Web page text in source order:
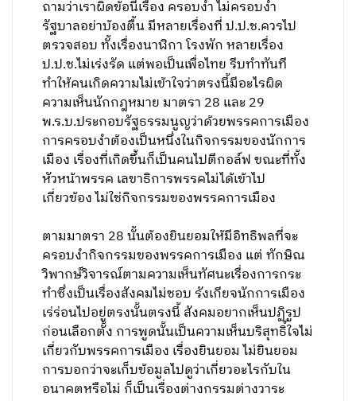
ถามว่าเราผิดข้อนี้เรื่อง ครอบงำ ไม่ครอบงำ
รัฐบาลอย่าบ้องตื้น มีหลายเรื่องที่ ป.ป.ช.ควรไป
ตรวจสอบ ทั้งเรื่องนาฬิกา โรงพัก หลายเรื่อง
ป.ป.ช.ไม่เร่งรัด แต่พอเป็นเพื่อไทย รีบทำทันที
ทำให้คนเกิดความไม่เข้าใจว่าตรงนี้มีอะไรผิด
ความเห็นนักกฎหมาย มาตรา 28 และ 29 ​
พ.ร.บ.ประกอบรัฐธรรมนูญว่าด้วยพรรคการเมือง ​
การครอบงำต้องเป็นหนึ่งในกิจกรรมของนักการ
เมือง เรื่องที่เกิดขึ้นก็เป็นคนไปตีกอล์ฟ ขณะที่ทั้ง
หัวหน้าพรรค เลขาธิการพรรคไม่ได้เข้าไป
เกี่ยวข้อง ไม่ใช่กิจกรรมของพรรคการเมือง
ตามมาตรา 28 นั้นต้องยินยอมให้มีอิทธิพลที่จะ
ครอบงำกิจกรรมของพรรคการเมือง แต่ ทักษิณ
วิพากษ์วิจารณ์ตามความเห็นทัศนะ​เรื่องการกระ
ทำซึ่งเป็นเรื่องสังคมไม่ชอบ รังเกียจนักการเมือง
เร่ร่อนไปอยู่ตรงนั้นตรงนี้ สังคมอยากเห็นปฏิรูป
ก่อนเลือกตั้ง ​การพูดนั้นเป็นความเห็นบริสุทธิ์ใจไม่
เกี่ยวกับพรรคการเมือง เรื่องยินยอม ไม่ยินยอม
การบอกว่าจะเก็บข้อมูลไปดูว่าเกี่ยวอะไรกับใน
อนาคตหรือไม่ ​ก็เป็นเรื่องต่างกรรมต่างวาระ